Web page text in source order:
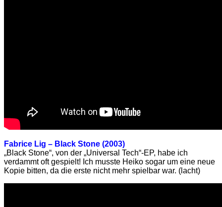
Fabrice Lig – Black Stone (2003)
„Black Stone“, von der „Universal Tech“-EP, habe ich
verdammt oft gespielt! Ich musste Heiko sogar um eine neue
Kopie bitten, da die erste nicht mehr spielbar war. (lacht)